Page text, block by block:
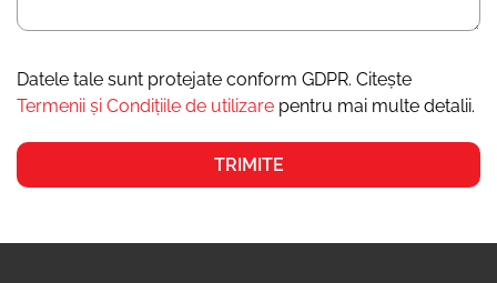
Datele tale sunt protejate conform GDPR. Citește
Termenii și Condițiile de utilizare pentru mai multe detalii.